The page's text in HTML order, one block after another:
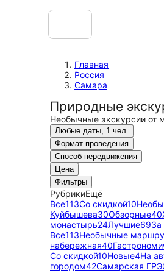
Главная
Россия
Самара
Природные
Необычные экскурсии от
Любые даты, 1 чел.
Формат проведения
Способ передвижения
Цена
Фильтры
РубрикиЕщё
Все113Со скидкой10
Куйбышева30Обзорные40
монастырь24Лучшие69За
Все113Необычные
набережная40
Со скидкой10Новые4На
городом42Самарская